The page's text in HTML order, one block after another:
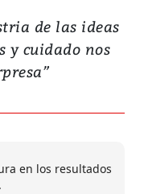
de las ideas
y cuidado nos
en los resultados